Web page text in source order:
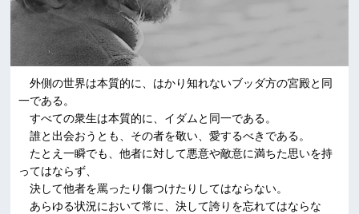
外側の世界は本質的に、はかり知れないブッダ方の宮殿と同
一である。
すべての衆生は本質的に、イダムと同一である。
誰と出会おうとも、その者を敬い、愛するべきである。
たとえ一瞬でも、他者に対して悪意や敵意に満ちた思いを持
ってはならず、
決して他者を罵ったり傷つけたりしてはならない。
あらゆる状況において常に、決して誇りを忘れてはならな